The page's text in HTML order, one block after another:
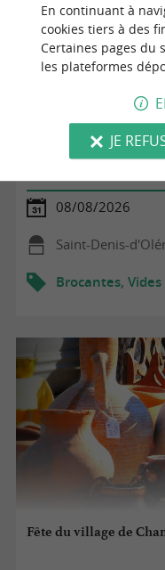
Brocante du port de
08/08/2026
Saint-Denis-
Brocantes,
Fête du village de
En continuant à
cookies tiers à des
Certaines pages du
les plateformes
JE